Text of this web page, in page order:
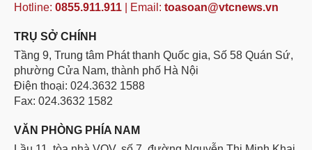
Hotline: 0855.911.911 | Email: toasoan@vtcnews.vn
TRỤ SỞ CHÍNH
Tầng 9, Trung tâm Phát thanh Quốc gia, Số 58 Quán Sứ,
phường Cửa Nam, thành phố Hà Nội
Điện thoại: 024.3632 1588
Fax: 024.3632 1582
VĂN PHÒNG PHÍA NAM